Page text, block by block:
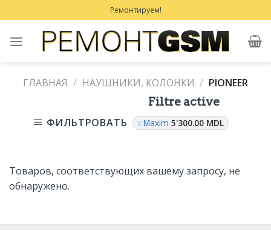
to
content
Ремонтируем!
ГЛАВНАЯ / НАУШНИКИ, КОЛОНКИ / PIONEER
ФИЛЬТРОВАТЬ
Filtre active
Maxim5'300.00 MDL
Товаров, соответствующих вашему запросу, не
обнаружено.